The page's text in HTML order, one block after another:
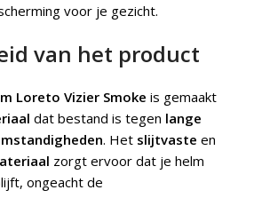
voor je gezicht.
van het product
Loreto Vizier Smoke is gemaakt
dat bestand is tegen lange
. Het slijtvaste en
zorgt ervoor dat je helm
ongeacht de